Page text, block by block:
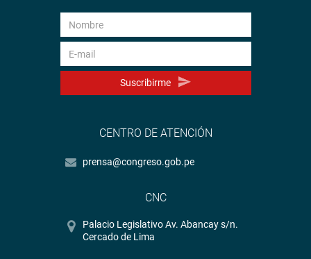
Suscribirme
CENTRO DE ATENCIÓN
prensa@congreso.gob.pe
CNC
Palacio Legislativo Av. Abancay s/n.
Cercado de Lima